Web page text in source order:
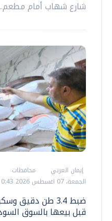
شارع شهاب أمام
إيمان العربي
محافظات
الجمعة، 07 اغسطس 2026 10:43 ص
ضبط 3.4 طن دقيق
قبل بيعها بالسوق